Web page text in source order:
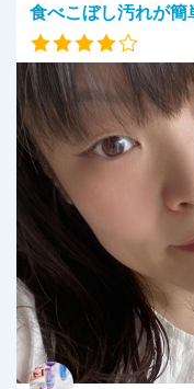
食べこぼし汚れが